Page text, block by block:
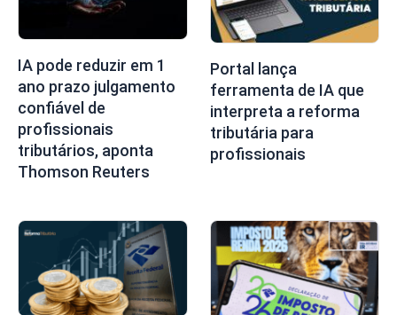
IA pode reduzir em 1
ano prazo julgamento
confiável de
profissionais
tributários, aponta
Thomson Reuters
Portal lança
ferramenta de IA que
interpreta a reforma
tributária para
profissionais